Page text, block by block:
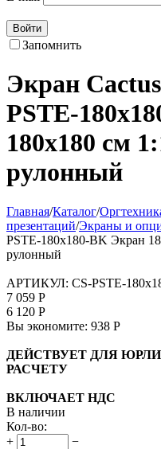
Войти
Запомнить
Экран
PSTE-
180x180 см
рулонный
Главная/Каталог/
презентаций/Экраны и
PSTE-180x180-BK Экран
рулонный
АРТИКУЛ: CS-PSTE-
7 059 Р
6 120 Р
Вы экономите: 938 Р
ДЕЙСТВУЕТ ДЛЯ
РАСЧЕТУ
ВКЛЮЧАЕТ НДС
В наличии
Кол-во:
+
−